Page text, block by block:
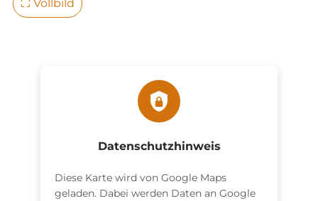
⛶ Vollbild
Datenschutzhinweis
Diese Karte wird von Google Maps
geladen. Dabei werden Daten an Google